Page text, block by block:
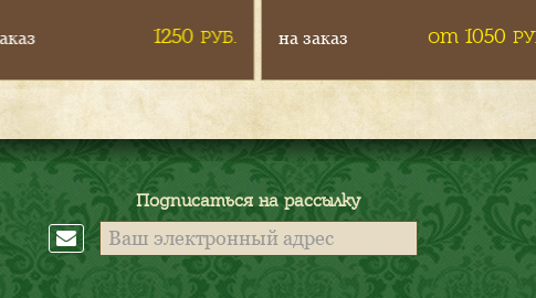
1250РУБ. на заказ от 1050РУБ.
Подписаться на рассылку